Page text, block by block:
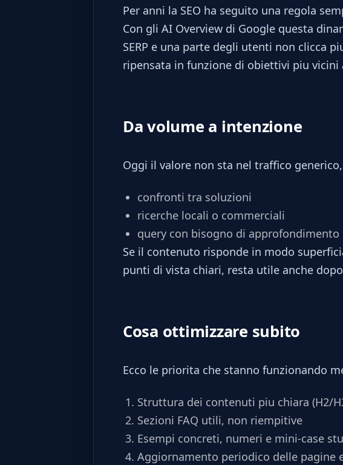
Per anni la SEO ha seguito una regola
Con gli AI Overview di Google questa
SERP e una parte degli utenti non clicca
ripensata in funzione di obiettivi piu vicini
Da volume a intenzione
Oggi il valore non sta nel traffico
confronti tra soluzioni
ricerche locali o commerciali
query con bisogno di approfondimento
Se il contenuto risponde in modo
punti di vista chiari, resta utile anche
Cosa ottimizzare subito
Ecco le priorita che stanno funzionando
Struttura dei contenuti piu chiara (H2/
Sezioni FAQ utili, non riempitive
Esempi concreti, numeri e mini-case
Aggiornamento periodico delle pagine